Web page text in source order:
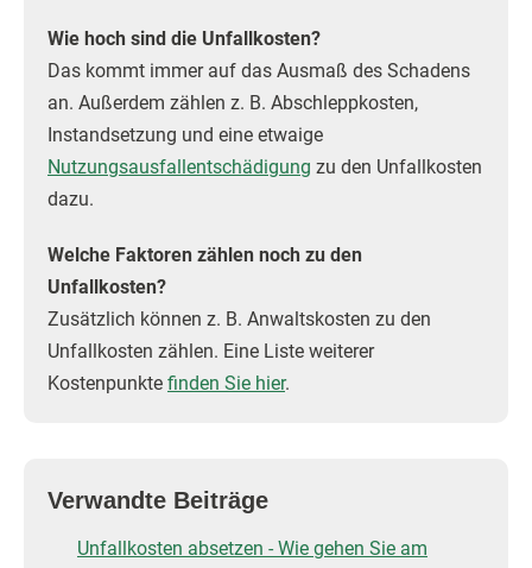
Wie hoch sind die Unfallkosten?
Das kommt immer auf das Ausmaß des Schadens
an. Außerdem zählen z. B. Abschleppkosten,
Instandsetzung und eine etwaige
Nutzungsausfallentschädigung zu den Unfallkosten
dazu.
Welche Faktoren zählen noch zu den
Unfallkosten?
Zusätzlich können z. B. Anwaltskosten zu den
Unfallkosten zählen. Eine Liste weiterer
Kostenpunkte finden Sie hier.
Verwandte Beiträge
Unfallkosten absetzen - Wie gehen Sie am